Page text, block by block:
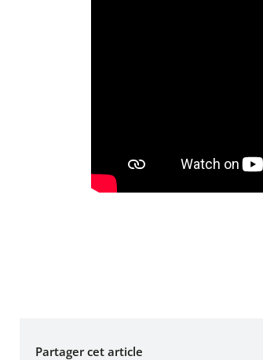
Partager cet article